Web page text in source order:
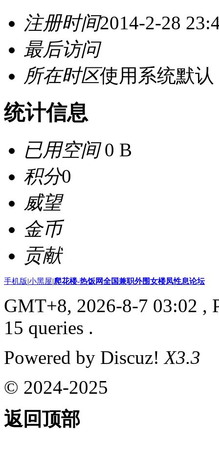
注册时间2014-2-28
最后访问
所在时区使用系统默认
统计信息
已用空间0 B
积分0
威望
金币
贡献
手机版|小黑屋|爬花楼-热饭网全国兼职外围女楼凤性息论坛
GMT+8, 2026-8-7 03:02 ,
15 queries .
Powered by Discuz!X3.3
© 2024-2025
返回顶部